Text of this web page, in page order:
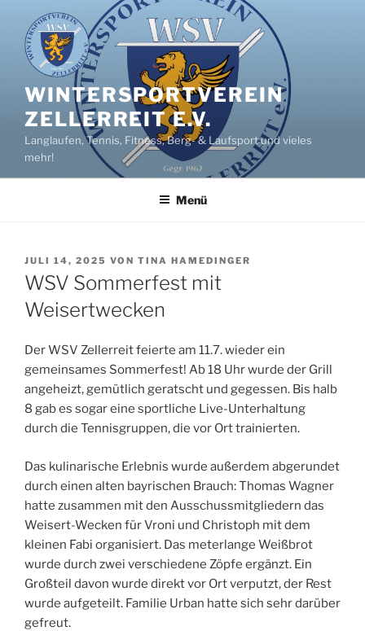
Inhalt
springen
WINTERSPORTVEREIN
ZELLERREIT E.V.
Langlaufen, Tennis, Fitness, Berg- & Laufsport und vieles
mehr!
Menü
VERÖFFENTLICHT
AM
JULI 14, 2025 VON TINA HAMEDINGER
WSV Sommerfest mit
Weisertwecken
Der WSV Zellerreit feierte am 11.7. wieder ein
gemeinsames Sommerfest! Ab 18 Uhr wurde der Grill
angeheizt, gemütlich geratscht und gegessen. Bis halb
8 gab es sogar eine sportliche Live-Unterhaltung
durch die Tennisgruppen, die vor Ort trainierten.
Das kulinarische Erlebnis wurde außerdem abgerundet
durch einen alten bayrischen Brauch: Thomas Wagner
hatte zusammen mit den Ausschussmitgliedern das
Weisert-Wecken für Vroni und Christoph mit dem
kleinen Fabi organisiert. Das meterlange Weißbrot
wurde durch zwei verschiedene Zöpfe ergänzt. Ein
Großteil davon wurde direkt vor Ort verputzt, der Rest
wurde aufgeteilt. Familie Urban hatte sich sehr darüber
gefreut.